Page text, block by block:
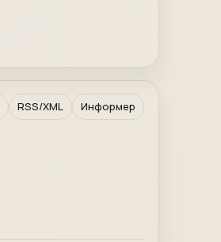
RSS/XML Информер